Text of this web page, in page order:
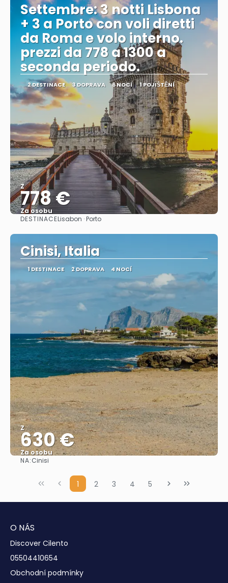
Settembre: 3 notti Lisbona
+ 3 a Porto con voli diretti
da Roma e volo interno.
prezzi da 778 a 1300 a
seconda periodo.
2 DESTINACE 3 DOPRAVA 6 NOCÍ 1 POJIŠTĚNÍ
Z
778 €
Za osobu
Zobrazit
DESTINACELisabon · Porto
Cinisi, Italia
1 DESTINACE 2 DOPRAVA 4 NOCÍ
Z
630 €
Za osobu
NA:Cinisi
1 2 3 4 5
O NÁS
Discover Cilento
05504410654
Obchodní podmínky